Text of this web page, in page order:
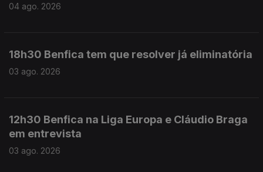
04 ago. 2026
18h30 Benfica tem que resolver já eliminatória
03 ago. 2026
12h30 Benfica na Liga Europa e Cláudio Braga
em entrevista
03 ago. 2026